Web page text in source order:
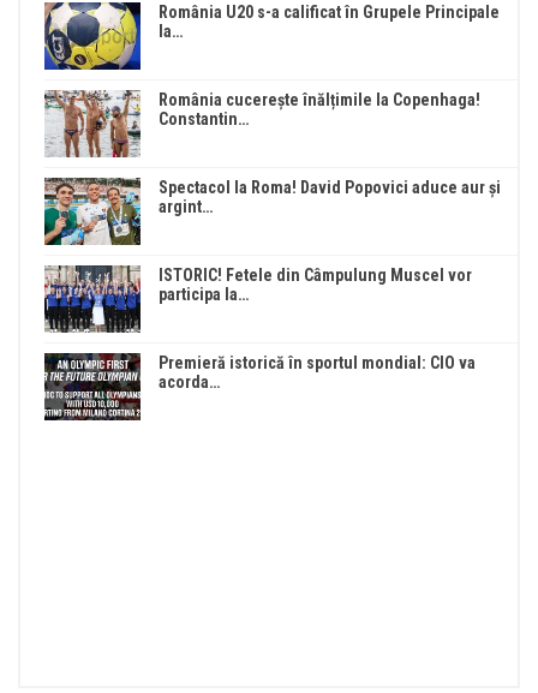
România U20 s-a calificat în Grupele Principale
la…
România cucerește înălțimile la Copenhaga!
Constantin…
Spectacol la Roma! David Popovici aduce aur și
argint…
ISTORIC! Fetele din Câmpulung Muscel vor
participa la…
Premieră istorică în sportul mondial: CIO va
acorda…